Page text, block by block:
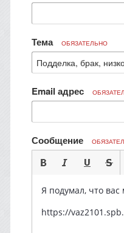
Тема ОБЯЗАТЕЛЬНО
Email адрес
Сообщение
Я подумал, что вас
https://